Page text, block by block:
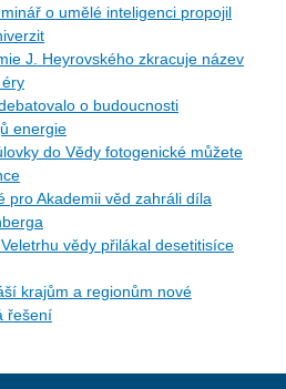
o umělé inteligenci propojil
J. Heyrovského zkracuje název
o budoucnosti
energie
do Vědy fotogenické můžete
pro Akademii věd zahráli díla
vědy přilákal desetitisíce
krajům a regionům nové
řešení